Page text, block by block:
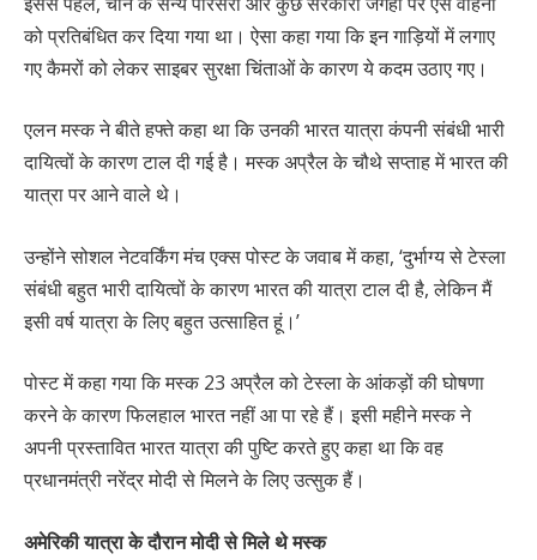
को प्रतिबंधित कर दिया गया था। ऐसा कहा गया कि इन गाड़ियों में लगाए
गए कैमरों को लेकर साइबर सुरक्षा चिंताओं के कारण ये कदम उठाए गए।
एलन मस्क ने बीते हफ्ते कहा था कि उनकी भारत यात्रा कंपनी संबंधी भारी
दायित्वों के कारण टाल दी गई है। मस्क अप्रैल के चौथे सप्ताह में भारत की
यात्रा पर आने वाले थे।
उन्होंने सोशल नेटवर्किंग मंच एक्स पोस्ट के जवाब में कहा, ‘दुर्भाग्य से टेस्ला
संबंधी बहुत भारी दायित्वों के कारण भारत की यात्रा टाल दी है, लेकिन मैं
इसी वर्ष यात्रा के लिए बहुत उत्साहित हूं।’
पोस्ट में कहा गया कि मस्क 23 अप्रैल को टेस्ला के आंकड़ों की घोषणा
करने के कारण फिलहाल भारत नहीं आ पा रहे हैं। इसी महीने मस्क ने
अपनी प्रस्तावित भारत यात्रा की पुष्टि करते हुए कहा था कि वह
प्रधानमंत्री नरेंद्र मोदी से मिलने के लिए उत्सुक हैं।
अमेरिकी यात्रा के दौरान मोदी से मिले थे मस्क